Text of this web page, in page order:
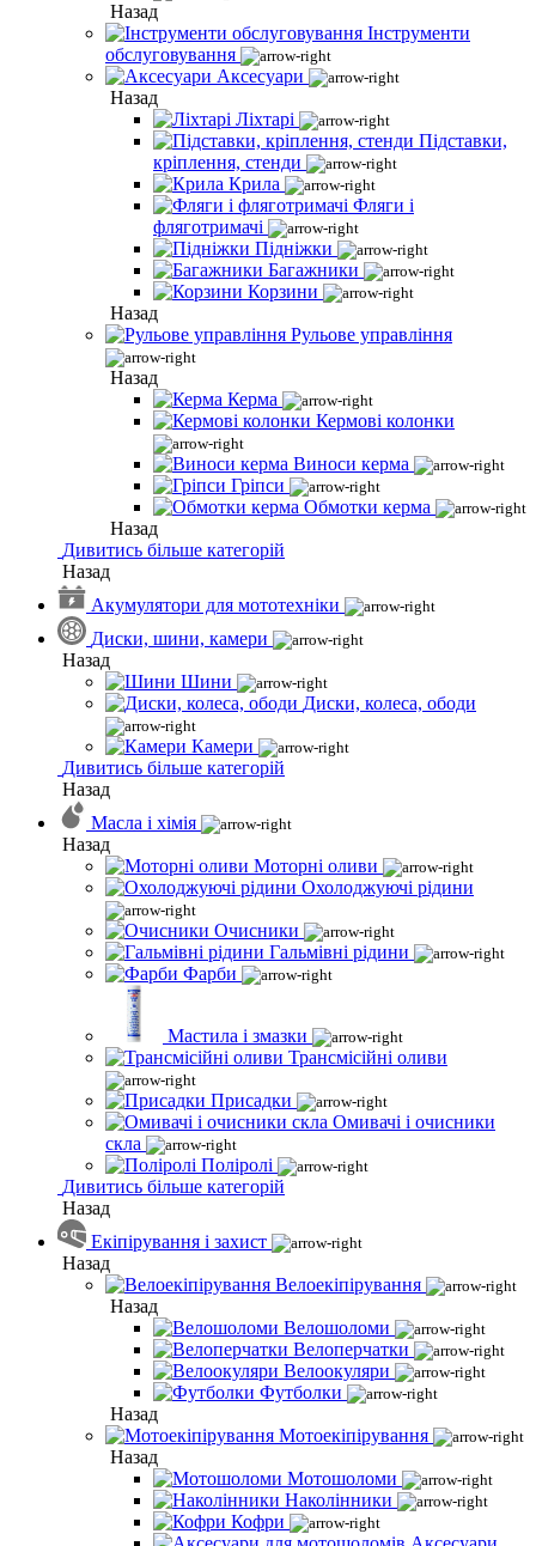
Назад
Інструменти
обслуговування
Аксесуари
Назад
Ліхтарі
Підставки,
кріплення, стенди
Крила
Фляги і
фляготримачі
Підніжки
Багажники
Корзини
Назад
Рульове управління
Назад
Керма
Кермові колонки
Виноси керма
Гріпси
Обмотки керма
Назад
Дивитись більше категорій
Назад
Акумулятори для мототехніки
Диски, шини, камери
Назад
Шини
Диски, колеса, ободи
Камери
Дивитись більше категорій
Назад
Масла і хімія
Назад
Моторні оливи
Охолоджуючі рідини
Очисники
Гальмівні рідини
Фарби
Мастила і змазки
Трансмісійні оливи
Присадки
Омивачі і очисники
скла
Поліролі
Дивитись більше категорій
Назад
Екіпірування і захист
Назад
Велоекіпірування
Назад
Велошоломи
Велоперчатки
Велоокуляри
Футболки
Назад
Мотоекіпірування
Назад
Мотошоломи
Наколінники
Кофри